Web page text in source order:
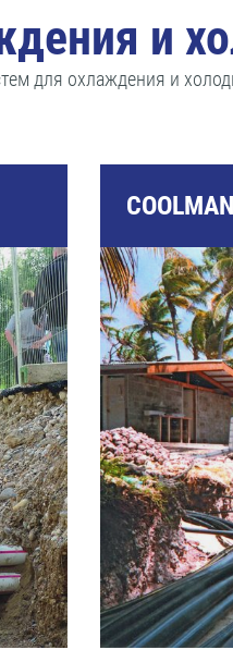
и
для охлаждения и